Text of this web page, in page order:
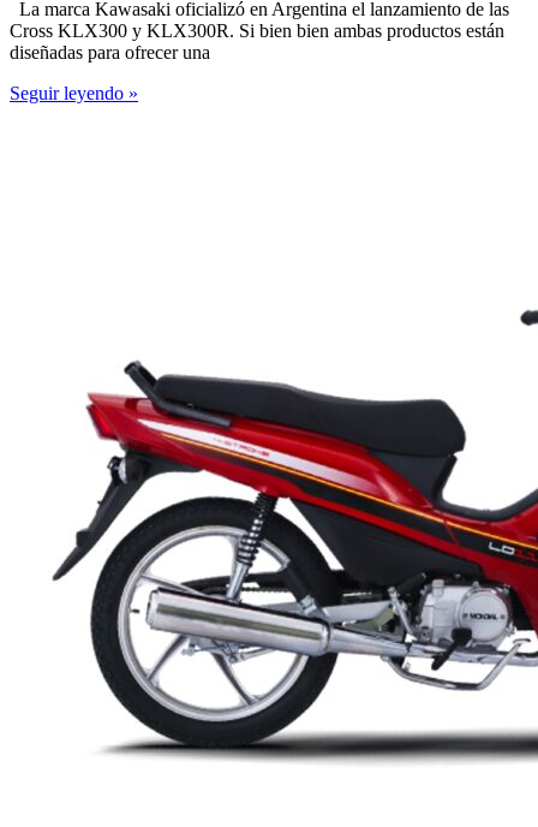
La marca Kawasaki oficializó en Argentina el lanzamiento de las
Cross KLX300 y KLX300R. Si bien bien ambas productos están
diseñadas para ofrecer una
Seguir leyendo »